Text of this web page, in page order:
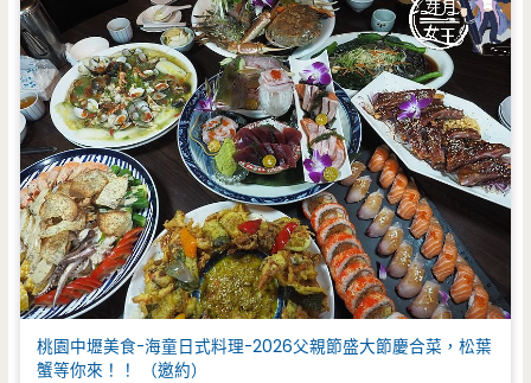
桃園中壢美食-海童日式料理-2026父親節盛大節慶合菜，松葉
蟹等你來！！ （邀約）